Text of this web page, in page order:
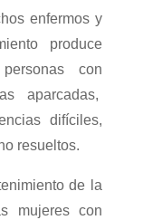
enfermos y
produce
con
aparcadas,
difíciles,
resueltos.
de la
mujerescon